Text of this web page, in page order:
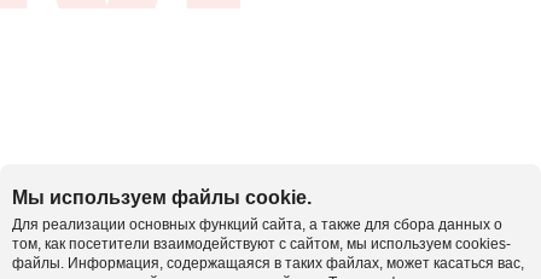
Мы используем файлы cookie.
Для реализации основных функций сайта, а также для сбора данных о
том, как посетители взаимодействуют с сайтом, мы используем cookies-
файлы. Информация, содержащаяся в таких файлах, может касаться вас,